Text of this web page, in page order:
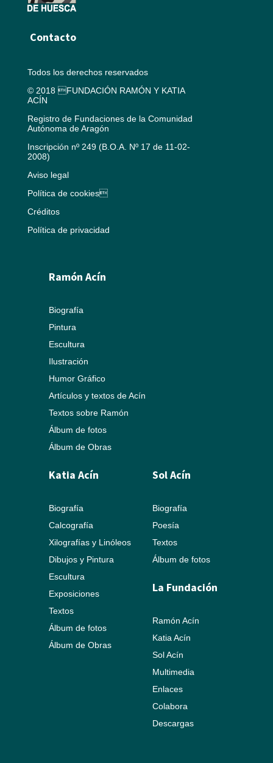
Contacto
Todos los derechos reservados
© 2018 FUNDACIÓN RAMÓN Y KATIA
ACÍN
Registro de Fundaciones de la Comunidad
Autónoma de Aragón
Inscripción nº 249 (B.O.A. Nº 17 de 11-02-
2008)
Aviso legal
Política de cookies
Créditos
Política de privacidad
Ramón Acín
Biografía
Pintura
Escultura
Ilustración
Humor Gráfico
Artículos y textos de Acín
Textos sobre Ramón
Álbum de fotos
Álbum de Obras
Katia Acín
Biografía
Calcografía
Xilografías y Linóleos
Dibujos y Pintura
Escultura
Exposiciones
Textos
Álbum de fotos
Álbum de Obras
Sol Acín
Biografía
Poesía
Textos
Álbum de fotos
La Fundación
Ramón Acín
Katia Acín
Sol Acín
Multimedia
Enlaces
Colabora
Descargas